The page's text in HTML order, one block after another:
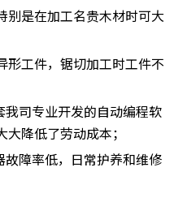
别是在加工名贵木材时可大
形工件，锯切加工时工件不
司专业开发的自动编程软
降低了劳动成本；
障率低，日常护养和维修